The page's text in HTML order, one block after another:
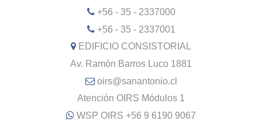
+56 - 35 - 2337000
+56 - 35 - 2337001
EDIFICIO CONSISTORIAL
Av. Ramón Barros Luco 1881
oirs@sanantonio.cl
Atención OIRS Módulos 1
WSP OIRS +56 9 6190 9067